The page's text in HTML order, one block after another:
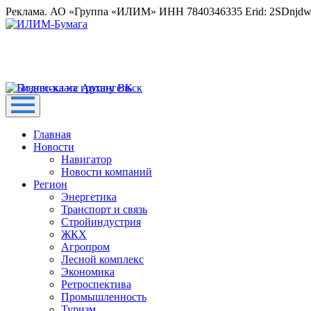
Реклама. АО «Группа «ИЛИМ» ИНН 7840346335 Erid:
Главная
Новости
Навигатор
Новости компаний
Регион
Энергетика
Транспорт и связь
Стройиндустрия
ЖКХ
Агропром
Лесной комплекс
Экономика
Ретроспектива
Промышленность